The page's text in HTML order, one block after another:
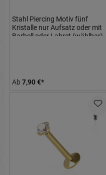
Stahl Piercing Motiv fünf
Kristalle nur Aufsatz oder mit
Barbell oder Labret (wählbar)
Ab 7,90 €*